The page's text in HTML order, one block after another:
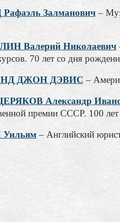
Залманович–
Валерий Николаевич
70 лет со дня
ДЖОН ДЭВИС –
Александр
премии СССР. 100
Уильям– Английский